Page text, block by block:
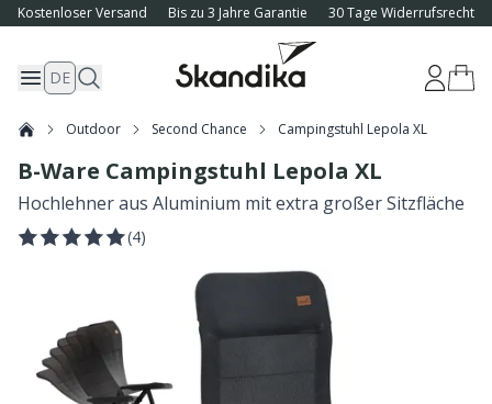
Kostenloser Versand Bis zu 3 Jahre Garantie 30 Tage Widerrufsrecht
DE
Outdoor Second Chance Campingstuhl Lepola XL
B-Ware Campingstuhl Lepola XL
Hochlehner aus Aluminium mit extra großer Sitzfläche
(4)